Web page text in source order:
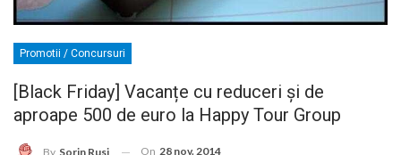
Promotii / Concursuri
[Black Friday] Vacanțe cu reduceri și de
aproape 500 de euro la Happy Tour Group
By Sorin Rusi On 28 nov. 2014